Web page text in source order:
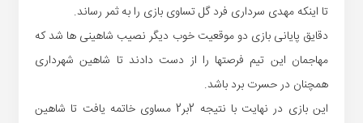
تا اینکه مهدی سرداری فرد گل تساوی بازی را به ثمر رساند.
دقایق پایانی بازی دو موقعیت خوب دیگر نصیب شاهینی ها شد که
مهاجمان این تیم فرصتها را از دست دادند تا شاهین شهرداری
همچنان در حسرت برد باشد.
این بازی در نهایت با نتیجه 2بر2 مساوی خاتمه یافت تا شاهین